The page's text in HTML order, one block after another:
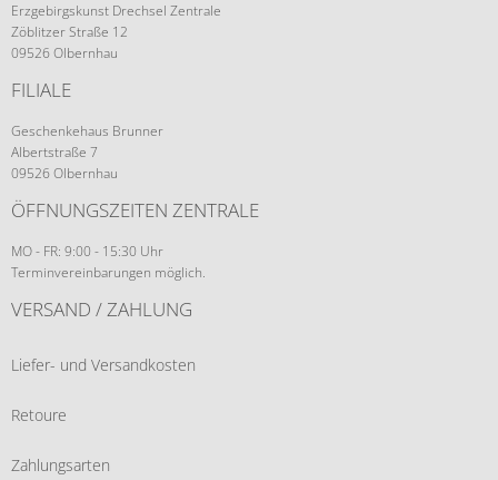
Erzgebirgskunst Drechsel Zentrale
Zöblitzer Straße 12
09526 Olbernhau
FILIALE
Geschenkehaus Brunner
Albertstraße 7
09526 Olbernhau
ÖFFNUNGSZEITEN ZENTRALE
MO - FR: 9:00 - 15:30 Uhr
Terminvereinbarungen möglich.
VERSAND / ZAHLUNG
Liefer- und Versandkosten
Retoure
Zahlungsarten